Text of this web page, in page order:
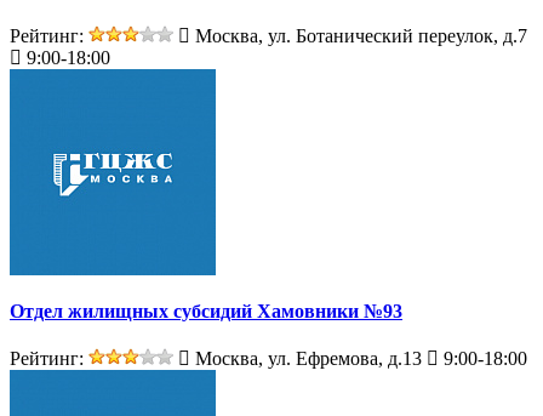
Рейтинг:
Москва, ул. Ботанический переулок, д.7
9:00-18:00
Отдел жилищных субсидий Хамовники №93
Рейтинг: Москва, ул. Ефремова, д.13 9:00-18:00